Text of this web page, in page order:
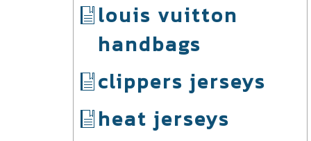
louis vuitton
handbags
clippers jerseys
heat jerseys